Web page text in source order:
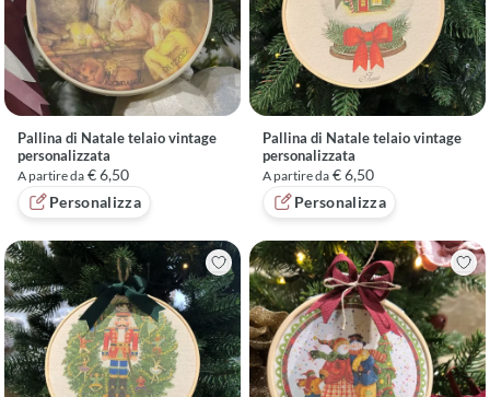
Pallina di Natale telaio vintage
personalizzata
A partire da € 6,50
Personalizza
Pallina di Natale telaio vintage
personalizzata
A partire da € 6,50
Personalizza